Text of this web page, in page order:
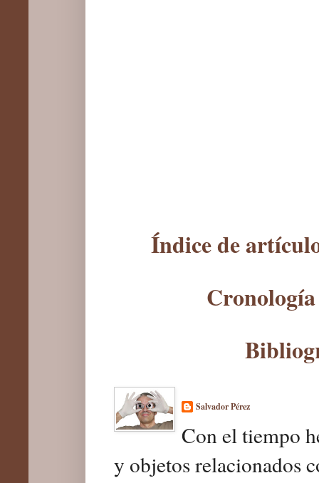
Índice de
Salvador Pérez
Con el tiempo
y objetos relacionados